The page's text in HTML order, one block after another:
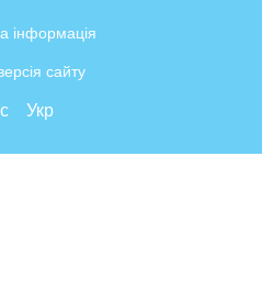
інформація
сайту
Укр